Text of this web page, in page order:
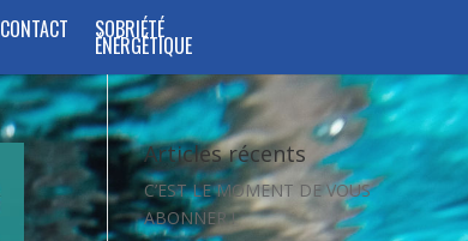
CONTACT SOBRIÉTÉ
ÉNERGÉTIQUE
Articles récents
C’EST LE MOMENT DE VOUS
ABONNER !